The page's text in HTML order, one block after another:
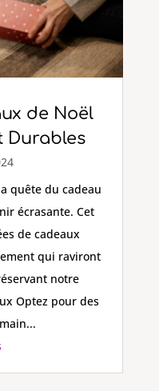
de Noël
Durables
quête du cadeau
écrasante. Cet
de cadeaux
qui raviront
notre
Optez pour des